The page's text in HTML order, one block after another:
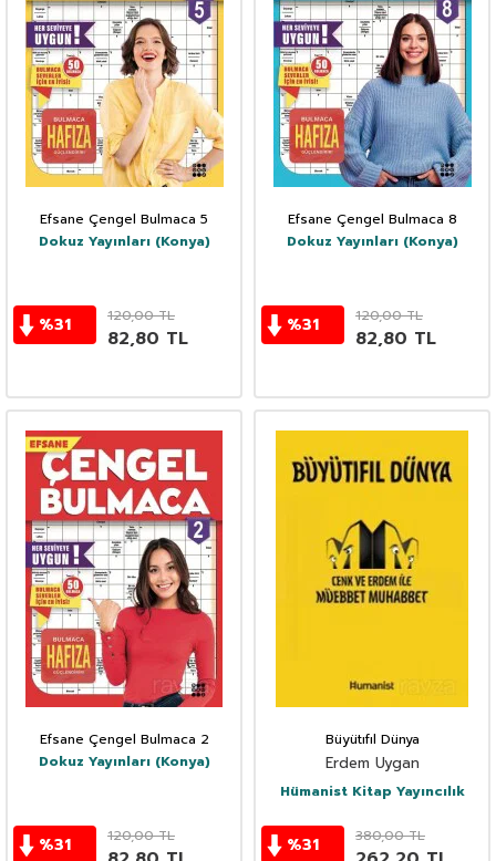
Efsane Çengel Bulmaca 5
Dokuz Yayınları (Konya)
%31 120,00TL
82,80 TL
Efsane Çengel Bulmaca 8
Dokuz Yayınları (Konya)
%31 120,00TL
82,80 TL
Efsane Çengel Bulmaca 2
Dokuz Yayınları (Konya)
%31 120,00TL
Büyütıfıl Dünya
Erdem Uygan
Hümanist Kitap Yayıncılık
%31 380,00TL